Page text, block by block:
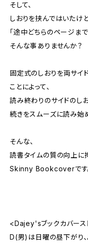
そして、
しおりを挟んではいたけど
「途中どちらのページま
そんな事ありませんか？
固定式のしおりを両サイ
ことによって、
読み終わりのサイドのし
続きをスムーズに読み始
そんな、
読書タイムの質の向上に
Skinny Bookcoverです
<Dajey'sブックカバース
D(男)は日曜の昼下がり、